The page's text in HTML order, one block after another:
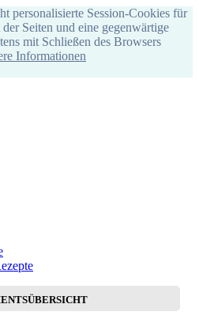
personalisierte Session-Cookies für
Seiten und eine gegenwärtige
mit Schließen des Browsers
Informationen